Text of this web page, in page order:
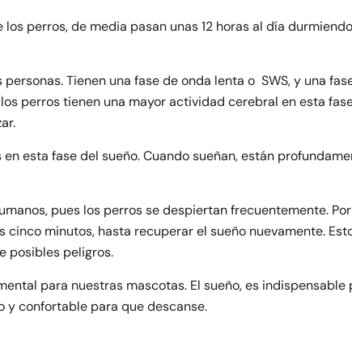
perros, de media pasan unas 12 horas al día
Tienen una fase de onda lenta o SWS, y una
perros tienen una mayor actividad cerebral en esta
esta fase del sueño. Cuando sueñan, están
pues los perros se despiertan frecuentemente.
minutos, hasta recuperar el sueño nuevamente.
posibles peligros.
para nuestras mascotas. El sueño, es
y confortable para que descanse.